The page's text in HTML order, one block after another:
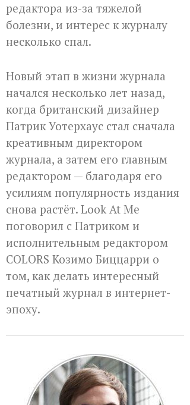
редактора из-за тяжелой
болезни, и интерес к журналу
несколько спал.
Новый этап в жизни журнала
начался несколько лет назад,
когда британский дизайнер
Патрик Уотерхаус стал сначала
креативным директором
журнала, а затем его главным
редактором — благодаря его
усилиям популярность издания
снова растёт. Look At Me
поговорил с Патриком и
исполнительным редактором
COLORS Козимо Биццарри о
том, как делать интересный
печатный журнал в интернет-
эпоху.